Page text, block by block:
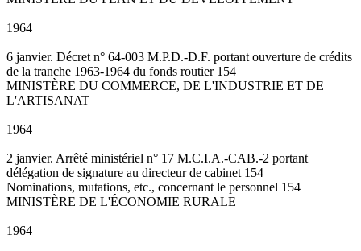
1964
6 janvier. Décret n° 64-003 M.P.D.-D.F. portant ouverture de crédits
de la tranche 1963-1964 du fonds routier 154
MINISTÈRE DU COMMERCE, DE L'INDUSTRIE ET DE
L'ARTISANAT
1964
2 janvier. Arrêté ministériel n° 17 M.C.I.A.-CAB.-2 portant
délégation de signature au directeur de cabinet 154
Nominations, mutations, etc., concernant le personnel 154
MINISTÈRE DE L'ÉCONOMIE RURALE
1964